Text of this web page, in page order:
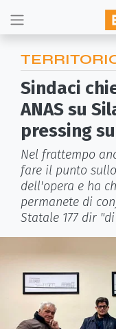
Sindaci
ANAS su
pressing
Nel frattempo
fare il punto
dell'opera e ha
permanete di
Statale 177 dir